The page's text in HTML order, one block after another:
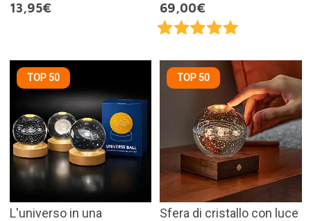
13,95€
69,00€
TOP 50
L'universo in una
TOP 50
Sfera di cristallo con luce